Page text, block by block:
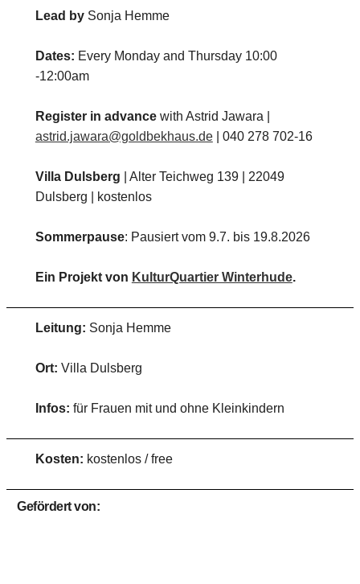
Lead bySonja Hemme
Dates: Every Monday and Thursday 10:00
-12:00am
Register in advancewith Astrid Jawara |
astrid.jawara@goldbekhaus.de| 040 278 702-16
Villa Dulsberg
| Alter Teichweg 139 | 22049
Dulsberg | kostenlos
Sommerpause: Pausiert vom 9.7. bis 19.8.2026
Ein Projekt von KulturQuartier Winterhude.
Leitung: Sonja Hemme
Ort: Villa Dulsberg
Infos: für Frauen mit und ohne Kleinkindern
Kosten: kostenlos / free
Gefördert von: